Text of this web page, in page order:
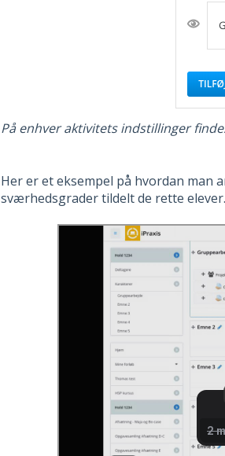
På enhver aktivitets indstillinger
Her er et eksempel på hvordan man
sværhedsgrader tildelt de rette elever.